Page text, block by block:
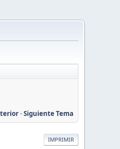
-Siguiente Tema
IMPRIMIR